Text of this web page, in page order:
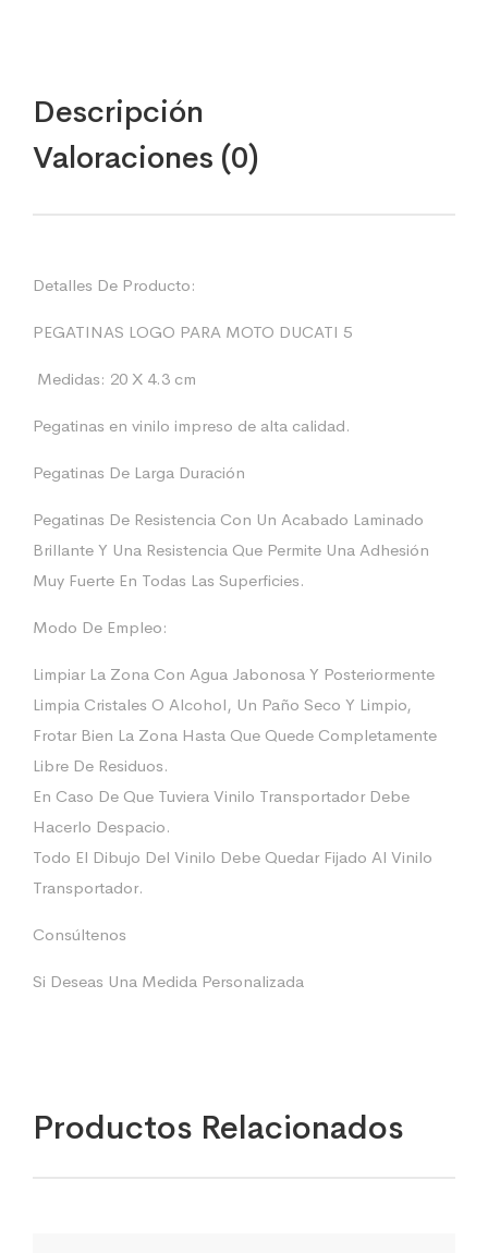
Descripción
Valoraciones (0)
Detalles De Producto:
PEGATINAS LOGO PARA MOTO DUCATI 5
Medidas: 20 X 4.3 cm
Pegatinas en vinilo impreso de alta calidad.
Pegatinas De Larga Duración
Pegatinas De Resistencia Con Un Acabado Laminado
Brillante Y Una Resistencia Que Permite Una Adhesión
Muy Fuerte En Todas Las Superficies.
Modo De Empleo:
Limpiar La Zona Con Agua Jabonosa Y Posteriormente
Limpia Cristales O Alcohol, Un Paño Seco Y Limpio,
Frotar Bien La Zona Hasta Que Quede Completamente
Libre De Residuos.
En Caso De Que Tuviera Vinilo Transportador Debe
Hacerlo Despacio.
Todo El Dibujo Del Vinilo Debe Quedar Fijado Al Vinilo
Transportador.
Consúltenos
Si Deseas Una Medida Personalizada
Productos Relacionados